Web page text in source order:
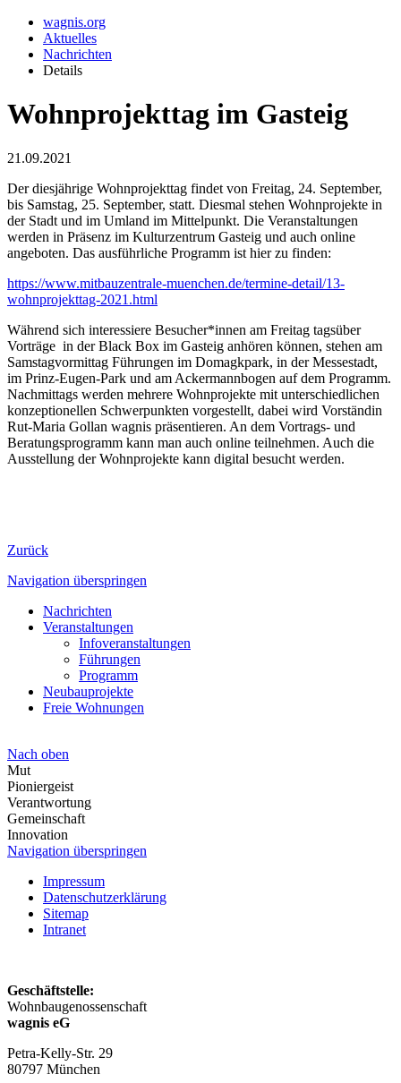
wagnis.org
Aktuelles
Nachrichten
Details
Wohnprojekttag im Gasteig
21.09.2021
Der diesjährige Wohnprojekttag findet von Freitag, 24. September,
bis Samstag, 25. September, statt. Diesmal stehen Wohnprojekte in
der Stadt und im Umland im Mittelpunkt. Die Veranstaltungen
werden in Präsenz im Kulturzentrum Gasteig und auch online
angeboten. Das ausführliche Programm ist hier zu finden:
https://www.mitbauzentrale-muenchen.de/termine-detail/13-
wohnprojekttag-2021.html
Während sich interessiere Besucher*innen am Freitag tagsüber
Vorträge in der Black Box im Gasteig anhören können, stehen am
Samstagvormittag Führungen im Domagkpark, in der Messestadt,
im Prinz-Eugen-Park und am Ackermannbogen auf dem Programm.
Nachmittags werden mehrere Wohnprojekte mit unterschiedlichen
konzeptionellen Schwerpunkten vorgestellt, dabei wird Vorständin
Rut-Maria Gollan wagnis präsentieren. An dem Vortrags- und
Beratungsprogramm kann man auch online teilnehmen. Auch die
Ausstellung der Wohnprojekte kann digital besucht werden.
Zurück
Navigation überspringen
Nachrichten
Veranstaltungen
Infoveranstaltungen
Führungen
Programm
Neubauprojekte
Freie Wohnungen
Nach oben
Mut
Pioniergeist
Verantwortung
Gemeinschaft
Innovation
Navigation überspringen
Impressum
Datenschutzerklärung
Sitemap
Intranet
Geschäftstelle:
Wohnbaugenossenschaft
wagnis eG
Petra-Kelly-Str. 29
80797 München